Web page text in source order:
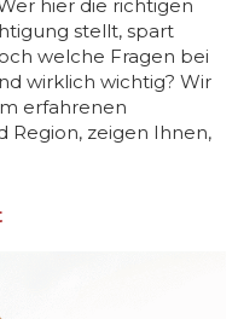
hier die richtigen
stellt, spart
welche Fragen bei
wirklich wichtig? Wir
erfahrenen
zeigen Ihnen,